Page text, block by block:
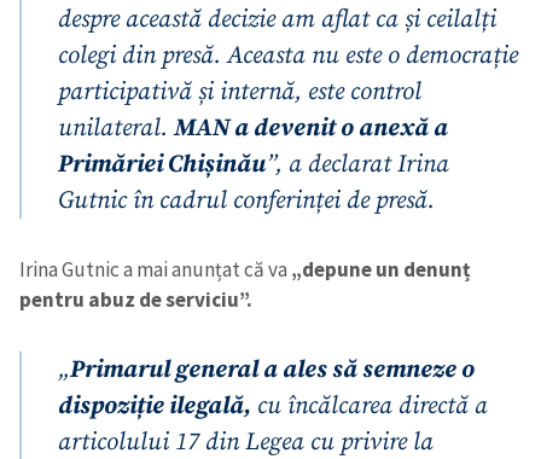
Trimite o informație
Despre ZdG
in English
despre această decizie am aflat ca și ceilalți
colegi din presă. Aceasta nu este o democrație
participativă și internă, este control
unilateral.MAN a devenit o anexă a
Primăriei Chișinău”, a declarat Irina
Gutnic în cadrul conferinței de presă.
Irina Gutnic a mai anunțat că va „depune un denunț
pentru abuz de serviciu”.
„Primarul general a ales să semneze o
dispoziție ilegală, cu încălcarea directă a
articolului 17 din Legea cu privire la